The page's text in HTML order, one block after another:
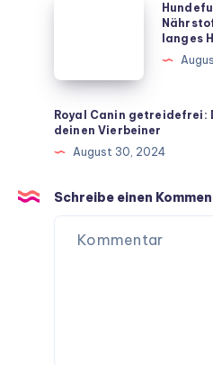
Rezepte
für
ein
langes
langes
Royal Canin getreidefrei:
deinen Vierbeiner
August 30, 2024
Schreibe einen